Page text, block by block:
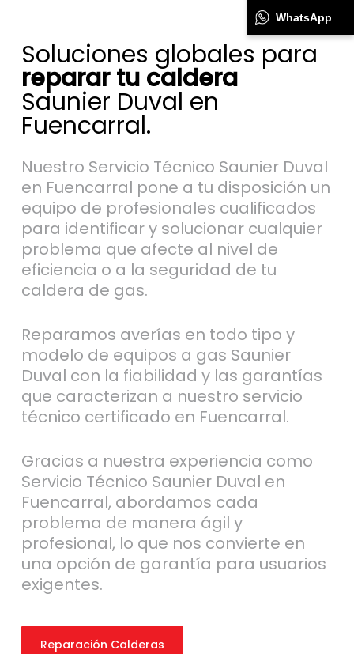
Soluciones globales para
reparar tu caldera
Saunier Duval en
Fuencarral.
Nuestro Servicio Técnico Saunier Duval
en Fuencarral pone a tu disposición un
equipo de profesionales cualificados
para identificar y solucionar cualquier
problema que afecte al nivel de
eficiencia o a la seguridad de tu
caldera de gas.
Reparamos averías en todo tipo y
modelo de equipos a gas Saunier
Duval con la fiabilidad y las garantías
que caracterizan a nuestro servicio
técnico certificado en Fuencarral.
Gracias a nuestra experiencia como
Servicio Técnico Saunier Duval en
Fuencarral, abordamos cada
problema de manera ágil y
profesional, lo que nos convierte en
una opción de garantía para usuarios
exigentes.
Reparación Calderas
WhatsApp